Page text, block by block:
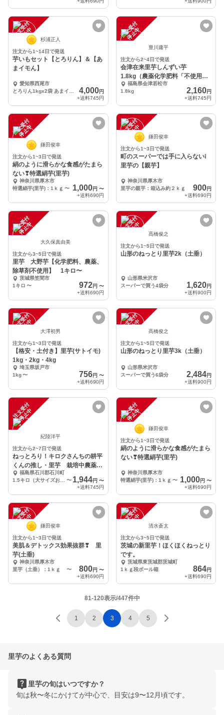
注
文
受
付
停
止
中 杉浦正人
注文から1~14日で発送
芋いもセット【とろりん】＆【あ
まイモん】
愛知県西尾市
4,000円
+送料745円
注
文
受
付
停
止
中
豊川庸平
注文から2~4日で発送
会津在来里芋しんずい芋
1.8kg（農薬化学肥料「不使用」
栽培）
福島県会津若松市
1.8kg
2,160円
+送料745円
注
文
受
付
停
止
中
鎌田俊幸
注文から1~3日で発送
絹のように滑らかな食感がたまら
ない❣特選絹芋(里芋)
神奈川県厚木市
特選絹芋(里芋)：1ｋｇ 〜 1,000円 〜
+送料690円
注
文
受
付
停
止
中 鎌田俊幸
注文から1~3日で発送
町のスーパーでは手に入らない❕
里芋の【親芋】
神奈川県厚木市
里芋の親芋：箱込み約２ｋｇ
900円
+送料690円
注
文
受
付
停
止
中
大久保真由美
注文から3~5日で発送
里芋 大野芋【化学肥料、農薬、
除草剤不使用】 1キロ〜
茨城県笠間市
1キロ 〜 972円 〜
+送料690円
注
文
受
付
停
止
中 髙橋俊之
注文から1~5日で発送
山形のねっとり里芋2k（土垂）
山形県米沢市
スーパーで買う4袋分
1,620円
+送料900円
注
文
受
付
停
止
中 大澤初男
注文から1~3日で発送
【格安・土付き】里芋(サトイモ)
1kg・2kg・4kg
埼玉県坂戸市
1kg〜 756円 〜
+送料690円
注
文
受
付
停
止
中 髙橋俊之
注文から1~5日で発送
山形のねっとり里芋3k（土垂）
山形県米沢市
スーパーで買う6袋分
2,484円
+送料900円
注
文
受
付
停
止
中
紀陸洋平
注文から2~7日で発送
ねっとろり！キロクさんちの耕平
くんの推し・里芋 栽培中農薬不
使用・有機肥料のみ
福島県石川郡石川町
〜 1,944円 〜
+送料745円
注
文
受
付
停
止
中
鎌田俊幸
注文から1~3日で発送
絹のように滑らかな食感がたまら
ない❣特選絹芋(里芋)
神奈川県厚木市
特選絹芋(里芋)：1ｋｇ 〜 1,000円 〜
+送料690円
注
文
受
付
停
止
中 鎌田俊幸
注文から1~3日で発送
美肌＆デトックス効果抜群❣ 里
芋(土垂)
神奈川県厚木市
里芋（土垂）：1ｋｇ
〜 800円 〜
+送料690円
注
文
受
付
停
止
中 清水蒼太
注文から3~5日で発送
茨城の新里芋！ほくほくねっとり
です。
茨城県東茨城郡茨城町
1ｋｇ段ボール箱
864円
+送料690円
81-120表示/447件中
1 2 3 4 5
里芋のよくある質問
live_help 里芋の旬はいつですか？
旬は秋〜冬にかけてが中心で、目安は9〜12月頃です。